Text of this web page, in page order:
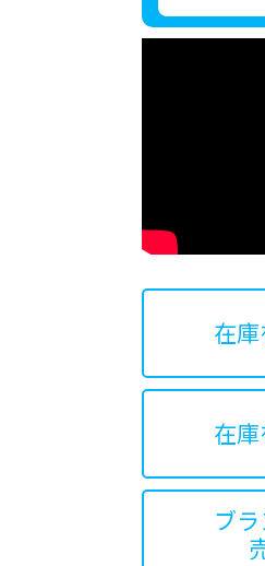
在
在
ブ